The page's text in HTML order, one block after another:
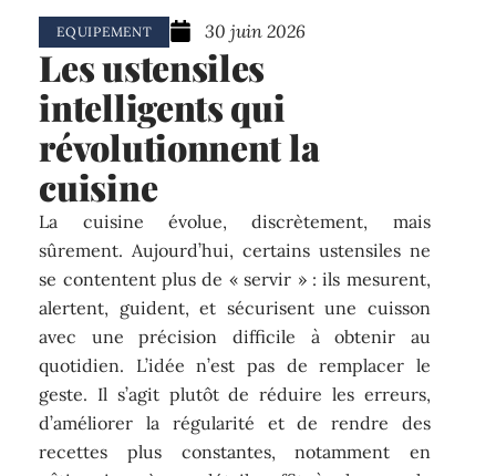
EQUIPEMENT 30 juin 2026
Les ustensiles
intelligents qui
révolutionnent la
cuisine
La cuisine évolue, discrètement, mais
sûrement. Aujourd’hui, certains ustensiles ne
se contentent plus de « servir » : ils mesurent,
alertent, guident, et sécurisent une cuisson
avec une précision difficile à obtenir au
quotidien. L’idée n’est pas de remplacer le
geste. Il s’agit plutôt de réduire les erreurs,
d’améliorer la régularité et de rendre des
recettes plus constantes, notamment en